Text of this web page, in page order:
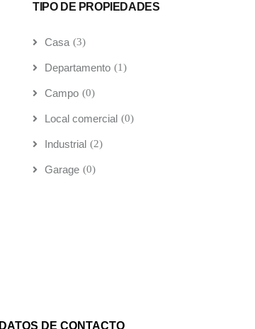
TIPO DE PROPIEDADES
Casa (3)
Departamento (1)
Campo (0)
Local comercial (0)
Industrial (2)
Garage (0)
DATOS DE CONTACTO